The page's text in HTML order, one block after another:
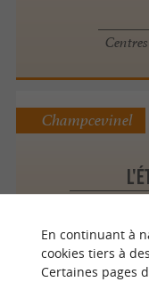
Champcevinel
En continuant à
cookies tiers à
Certaines pages